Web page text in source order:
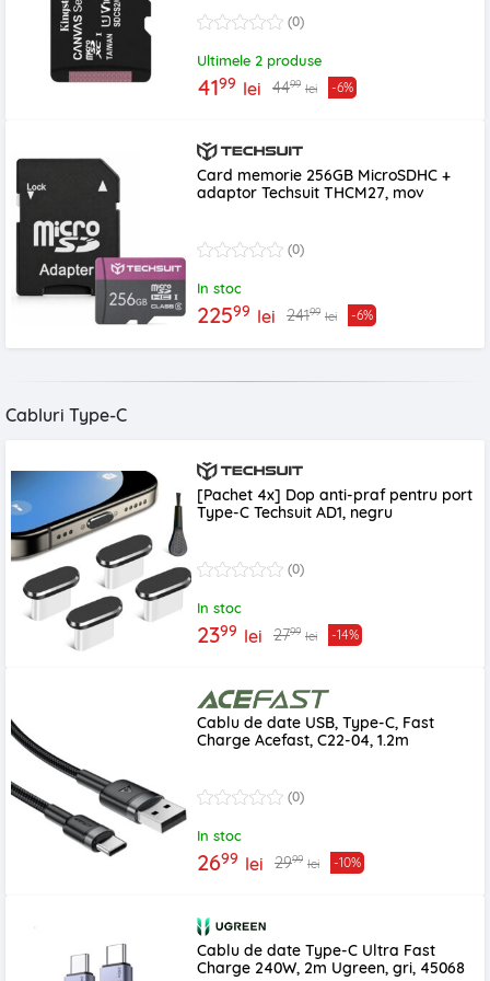
(0)
Ultimele 2 produse
4199 lei 4499 lei -6%
Card memorie 256GB MicroSDHC +
adaptor Techsuit THCM27, mov
(0)
In stoc
22599 lei 24199 lei -6%
Cabluri Type-C
[Pachet 4x] Dop anti-praf pentru port
Type-C Techsuit AD1, negru
(0)
In stoc
2399 lei 2799 lei -14%
Cablu de date USB, Type-C, Fast
Charge Acefast, C22-04, 1.2m
(0)
In stoc
2699 lei 2999 lei -10%
Cablu de date Type-C Ultra Fast
Charge 240W, 2m Ugreen, gri, 45068